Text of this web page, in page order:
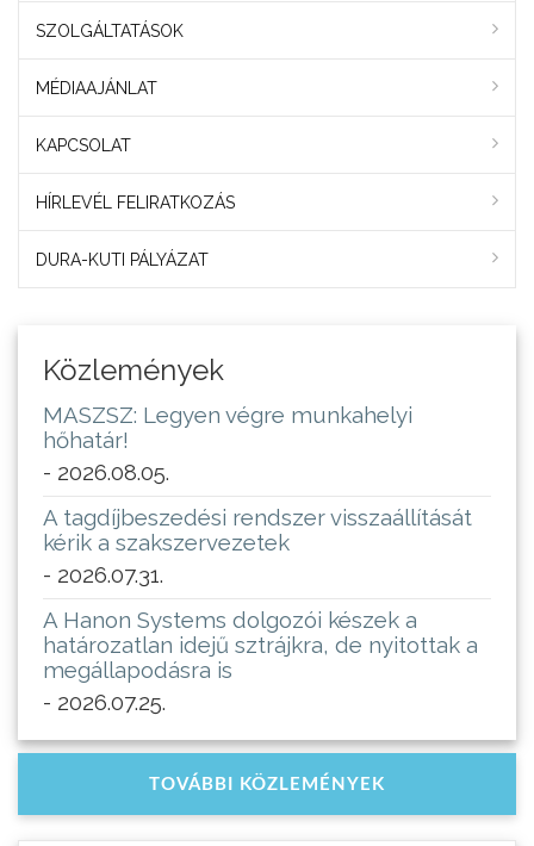
SZOLGÁLTATÁSOK
MÉDIAAJÁNLAT
KAPCSOLAT
HÍRLEVÉL FELIRATKOZÁS
DURA-KUTI PÁLYÁZAT
Közlemények
MASZSZ: Legyen végre munkahelyi
hőhatár!
- 2026.08.05.
A tagdíjbeszedési rendszer visszaállítását
kérik a szakszervezetek
- 2026.07.31.
A Hanon Systems dolgozói készek a
határozatlan idejű sztrájkra, de nyitottak a
megállapodásra is
- 2026.07.25.
TOVÁBBI KÖZLEMÉNYEK